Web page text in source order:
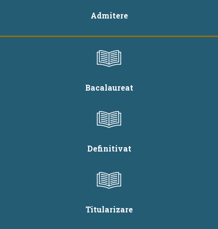
Admitere
Bacalaureat
Definitivat
Titularizare